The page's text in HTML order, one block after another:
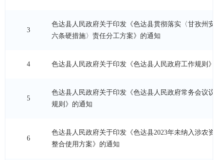
3
色达县人民政府关于印发《色达县贯彻落实〈甘孜州安
六条硬措施〉责任分工方案》的通知
4 色达县人民政府关于印发《色达县人民政府工作规则》
5
色达县人民政府关于印发《色达县人民政府常务会议议
规则》的通知
6
色达县人民政府关于印发《色达县2023年未纳入涉农资
整合使用方案》的通知